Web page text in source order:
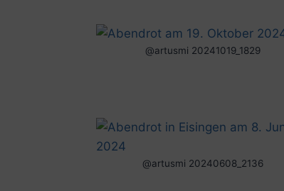
@artusmi 20241019_1829
@artusmi 20240608_2136